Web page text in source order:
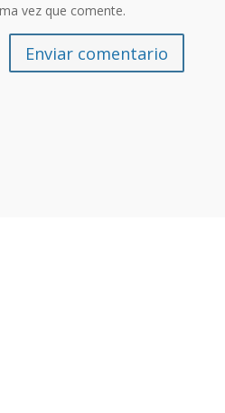
vez que comente.
Enviar comentario